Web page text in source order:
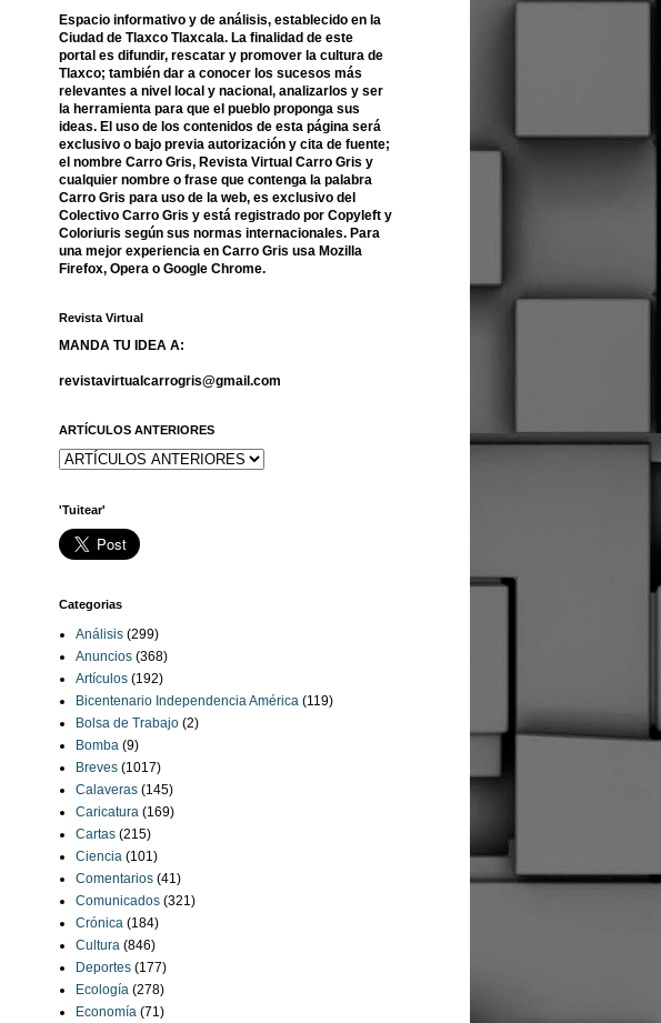
Espacio informativo y de análisis, establecido en la
Ciudad de Tlaxco Tlaxcala. La finalidad de este
portal es difundir, rescatar y promover la cultura de
Tlaxco; también dar a conocer los sucesos más
relevantes a nivel local y nacional, analizarlos y ser
la herramienta para que el pueblo proponga sus
ideas. El uso de los contenidos de esta página será
exclusivo o bajo previa autorización y cita de fuente;
el nombre Carro Gris, Revista Virtual Carro Gris y
cualquier nombre o frase que contenga la palabra
Carro Gris para uso de la web, es exclusivo del
Colectivo Carro Gris y está registrado por Copyleft y
Coloriuris según sus normas internacionales. Para
una mejor experiencia en Carro Gris usa Mozilla
Firefox, Opera o Google Chrome.
Revista Virtual
MANDA TU IDEA A:
revistavirtualcarrogris@gmail.com
ARTÍCULOS ANTERIORES
'Tuitear'
Categorias
Análisis (299)
Anuncios (368)
Artículos (192)
Bicentenario Independencia América (119)
Bolsa de Trabajo (2)
Bomba (9)
Breves (1017)
Calaveras (145)
Caricatura (169)
Cartas (215)
Ciencia (101)
Comentarios (41)
Comunicados (321)
Crónica (184)
Cultura (846)
Deportes (177)
Ecología (278)
Economía (71)